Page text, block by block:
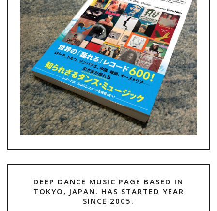
DEEP DANCE MUSIC PAGE BASED IN
TOKYO, JAPAN. HAS STARTED YEAR
SINCE 2005.